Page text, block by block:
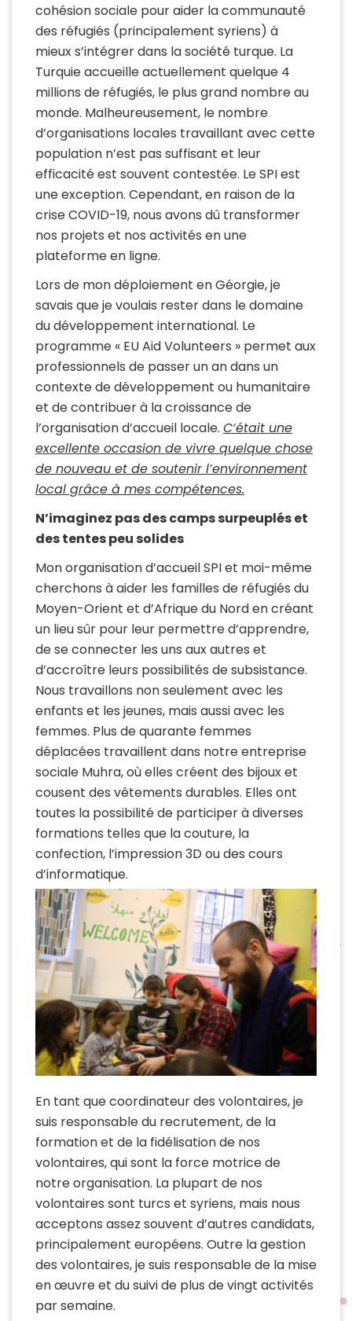
cohésion sociale pour aider la communauté
des réfugiés (principalement syriens) à
mieux s’intégrer dans la société turque. La
Turquie accueille actuellement quelque 4
millions de réfugiés, le plus grand nombre au
monde. Malheureusement, le nombre
d’organisations locales travaillant avec cette
population n’est pas suffisant et leur
efficacité est souvent contestée. Le SPI est
une exception. Cependant, en raison de la
crise COVID-19, nous avons dû transformer
nos projets et nos activités en une
plateforme en ligne.
Lors de mon déploiement en Géorgie, je
savais que je voulais rester dans le domaine
du développement international. Le
programme « EU Aid Volunteers » permet aux
professionnels de passer un an dans un
contexte de développement ou humanitaire
et de contribuer à la croissance de
l’organisation d’accueil locale. C‘était une
excellente occasion de vivre quelque chose
de nouveau et de soutenir l’environnement
local grâce à mes compétences.
N’imaginez pas des camps surpeuplés et
des tentes peu solides
Mon organisation d’accueil SPI et moi-même
cherchons à aider les familles de réfugiés du
Moyen-Orient et d’Afrique du Nord en créant
un lieu sûr pour leur permettre d’apprendre,
de se connecter les uns aux autres et
d’accroître leurs possibilités de subsistance.
Nous travaillons non seulement avec les
enfants et les jeunes, mais aussi avec les
femmes. Plus de quarante femmes
déplacées travaillent dans notre entreprise
sociale Muhra, où elles créent des bijoux et
cousent des vêtements durables. Elles ont
toutes la possibilité de participer à diverses
formations telles que la couture, la
confection, l’impression 3D ou des cours
d’informatique.
En tant que coordinateur des volontaires, je
suis responsable du recrutement, de la
formation et de la fidélisation de nos
volontaires, qui sont la force motrice de
notre organisation. La plupart de nos
volontaires sont turcs et syriens, mais nous
acceptons assez souvent d’autres candidats,
principalement européens. Outre la gestion
des volontaires, je suis responsable de la mise
en œuvre et du suivi de plus de vingt activités
par semaine.